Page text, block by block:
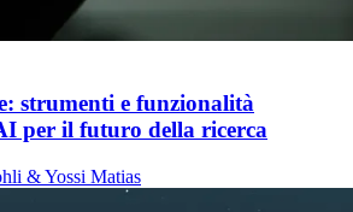
strumenti e funzionalità
per il futuro della ricerca
& Yossi Matias